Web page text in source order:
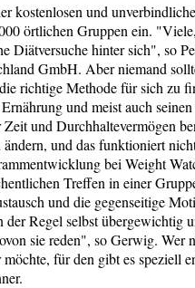
kostenlosen und
örtlichen Gruppen ein.
Diätversuche hinter sich", so
GmbH. Aber niemand
richtige Methode für sich zu
und meist auch
und Durchhaltevermögen
und das funktioniert
bei Weight
Treffen in einer
und die gegenseitige
Regel selbst übergewichtig
sie reden", so Gerwig. Wer
für den gibt es speziell